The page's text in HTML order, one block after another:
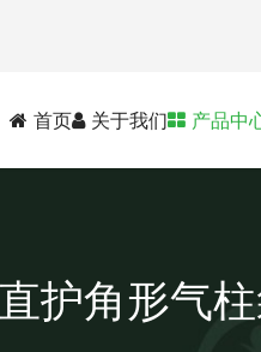
首页 关于我们 产品中
直护角形气